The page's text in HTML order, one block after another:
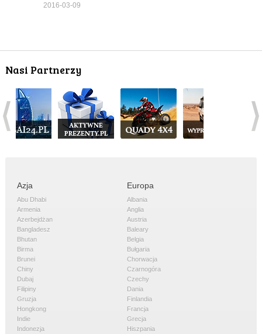
2016-03-09
Nasi Partnerzy
Azja
Abu Dhabi
Armenia
Azerbejdżan
Bangladesz
Bhutan
Birma
Brunei
Chiny
Dubaj
Filipiny
Gruzja
Hongkong
Indie
Indonezja
Europa
Albania
Anglia
Austria
Baleary
Belgia
Bułgaria
Chorwacja
Czarnogóra
Czechy
Dania
Finlandia
Francja
Grecja
Hiszpania